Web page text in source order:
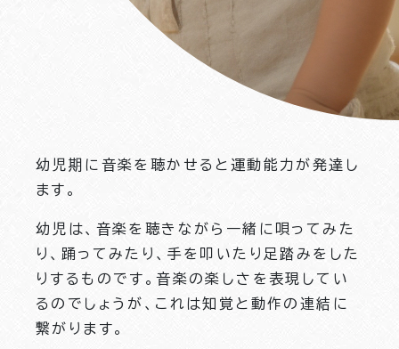
幼児期に音楽を聴かせると運動能力が発達し
ます。
幼児は、音楽を聴きながら一緒に唄ってみた
り、踊ってみたり、手を叩いたり足踏みをした
りするものです。音楽の楽しさを表現してい
るのでしょうが、これは知覚と動作の連結に
繋がります。